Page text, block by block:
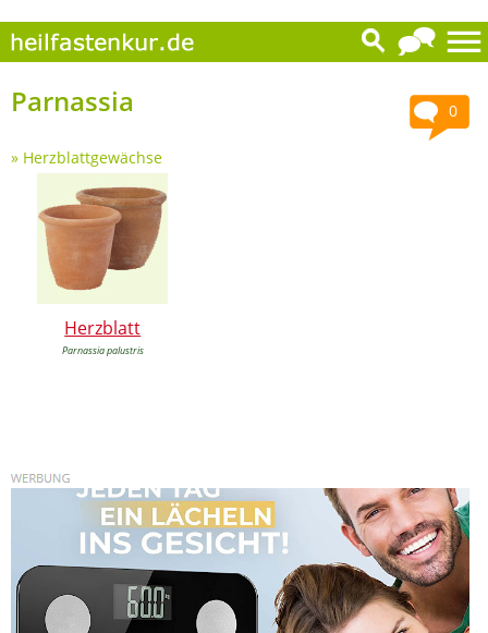
0
Parnassia
» Herzblattgewächse
Herzblatt
Parnassia palustris